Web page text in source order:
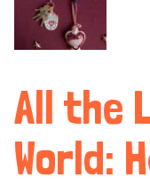
All the
World: